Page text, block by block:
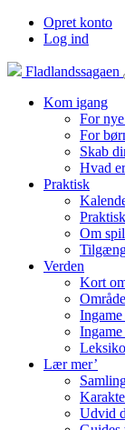
Opret konto
Log ind
Fladlandssagaen
Kom igang
For
For
Skab
Hvad
Praktisk
Om
Verden
Kort
Lær mer’
Udvid